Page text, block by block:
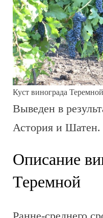
Куст винограда
Выведен в
Астория и Шатен.
Описание
Теремной